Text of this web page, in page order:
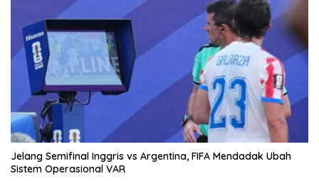
Jelang Semifinal Inggris vs Argentina, FIFA Mendadak Ubah
Sistem Operasional VAR